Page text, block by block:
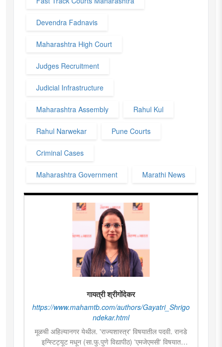
Devendra Fadnavis
Maharashtra High Court
Judges Recruitment
Judicial Infrastructure
Maharashtra Assembly Rahul Kul
Rahul Narwekar Pune Courts
Criminal Cases
Maharashtra Government Marathi News
गायत्री श्रीगोंदेकर
https://www.mahamtb.com/authors/Gayatri_Shrigo
ndekar.html
मूळची अहिल्यानगर येथील. 'राज्यशास्त्र' विषयातील पदवी. रानडे
इन्स्टिट्यूट मधून (सा.फु.पुणे विद्यापीठ) 'एमजेएमसी' विषयात